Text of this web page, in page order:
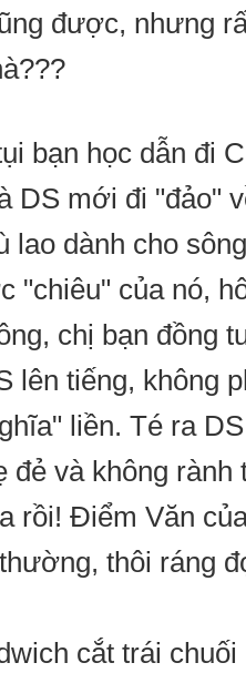
được, nhưng
bạn học dẫn đi
DS mới đi "đảo"
lao dành cho
"chiêu" của nó,
chị bạn đồng
lên tiếng, không
liền. Té ra
đẻ và không
rồi! Điểm Văn
thôi ráng
cắt trái